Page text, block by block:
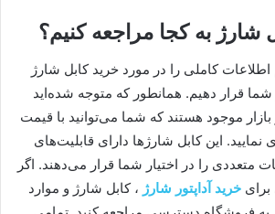
شارژ به کجا مراجعه کنیم؟
اطلاعات کاملی را در مورد خرید کابل شارژ
شما قرار دهیم. همانطور که متوجه شده‌اید
موجود هستند که شما می‌توانید با قیمت
نمایید. این کابل شارژها دارای قابلیت‌های
متعددی را در اختیار شما قرار می‌دهند. اگر
برای خرید آداپتور شارژ ، کابل شارژ و موارد